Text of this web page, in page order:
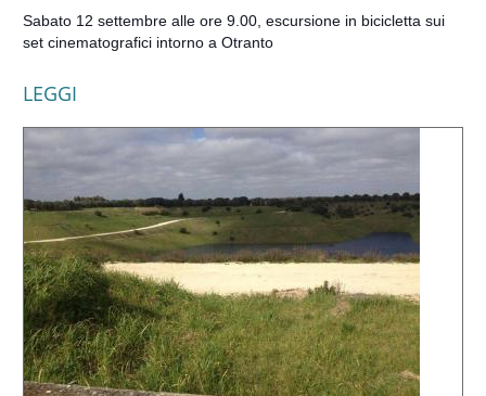
Sabato 12 settembre alle ore 9.00, escursione in bicicletta sui
set cinematografici intorno a Otranto
LEGGI